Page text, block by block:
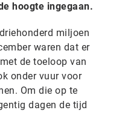
hoogte ingegaan.
miljoen
waren dat er
de toeloop van
onder vuur voor
Om die op te
dagen de tijd